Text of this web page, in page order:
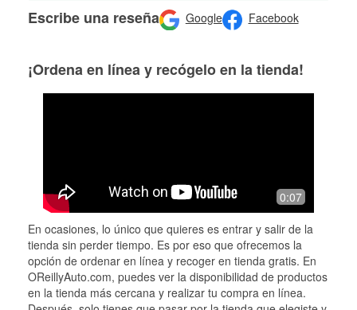
Escribe una reseña Google Facebook
¡Ordena en línea y recógelo en la tienda!
0:07
En ocasiones, lo único que quieres es entrar y salir de la
tienda sin perder tiempo. Es por eso que ofrecemos la
opción de ordenar en línea y recoger en tienda gratis. En
OReillyAuto.com, puedes ver la disponibilidad de productos
en la tienda más cercana y realizar tu compra en línea.